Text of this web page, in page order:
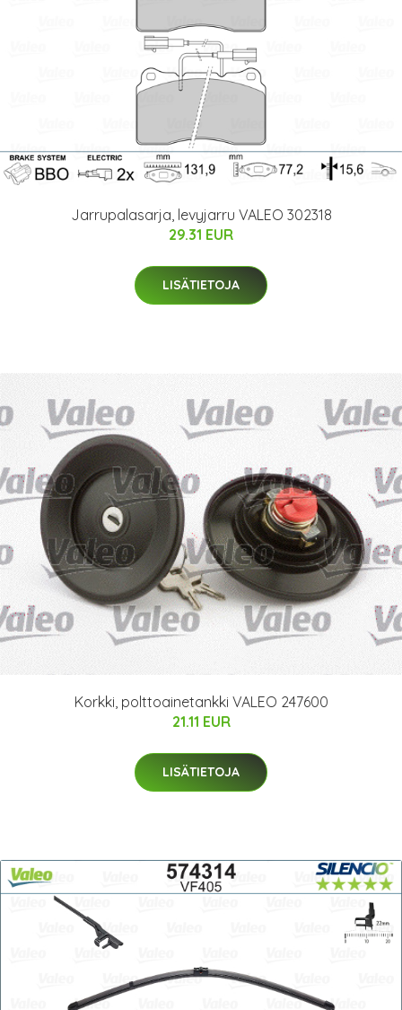
Jarrupalasarja, levyjarru VALEO 302318
29.31 EUR
LISÄTIETOJA
Korkki, polttoainetankki VALEO 247600
21.11 EUR
LISÄTIETOJA